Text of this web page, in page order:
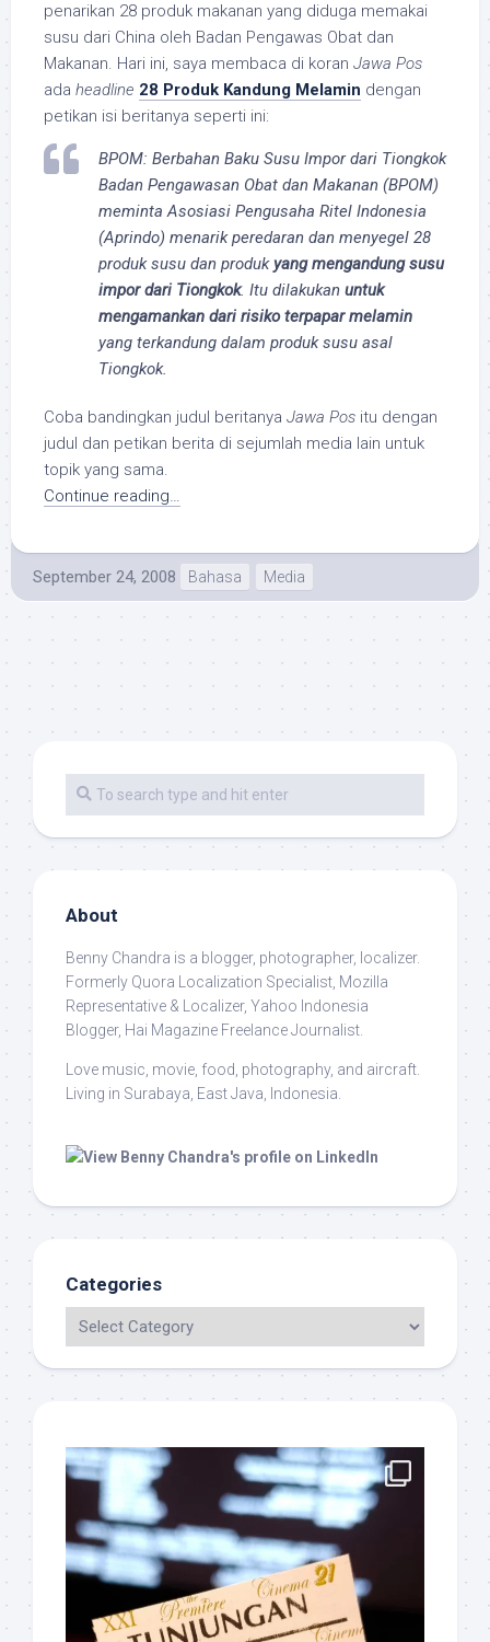
penarikan 28 produk makanan yang diduga memakai
susu dari China oleh Badan Pengawas Obat dan
Makanan. Hari ini, saya membaca di koran Jawa Pos
ada headline 28 Produk Kandung Melamin dengan
petikan isi beritanya seperti ini:
BPOM: Berbahan Baku Susu Impor dari Tiongkok
Badan Pengawasan Obat dan Makanan (BPOM)
meminta Asosiasi Pengusaha Ritel Indonesia
(Aprindo) menarik peredaran dan menyegel 28
produk susu dan produkyang mengandung susu
impor dari Tiongkok. Itu dilakukan untuk
mengamankan dari risiko terpapar melamin
yang terkandung dalam produk susu asal
Tiongkok.
Coba bandingkan judul beritanya Jawa Pos itu dengan
judul dan petikan berita di sejumlah media lain untuk
topik yang sama.
Continue reading…
September 24, 2008 Bahasa Media
About
Benny Chandra is a blogger, photographer, localizer.
Formerly Quora Localization Specialist, Mozilla
Representative & Localizer, Yahoo Indonesia
Blogger, Hai Magazine Freelance Journalist.
Love music, movie, food, photography, and aircraft.
Living in Surabaya, East Java, Indonesia.
Categories